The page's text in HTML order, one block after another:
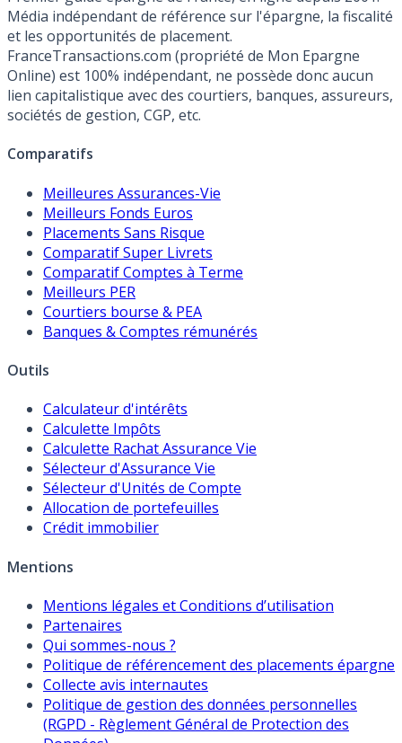
Média indépendant de référence sur l'épargne, la fiscalité
et les opportunités de placement.
FranceTransactions.com (propriété de Mon Epargne
Online) est 100% indépendant, ne possède donc aucun
lien capitalistique avec des courtiers, banques, assureurs,
sociétés de gestion, CGP, etc.
Comparatifs
Meilleures Assurances-Vie
Meilleurs Fonds Euros
Placements Sans Risque
Comparatif Super Livrets
Comparatif Comptes à Terme
Meilleurs PER
Courtiers bourse & PEA
Banques & Comptes rémunérés
Outils
Calculateur d'intérêts
Calculette Impôts
Calculette Rachat Assurance Vie
Sélecteur d'Assurance Vie
Sélecteur d'Unités de Compte
Allocation de portefeuilles
Crédit immobilier
Mentions
Mentions légales et Conditions d’utilisation
Partenaires
Qui sommes-nous ?
Politique de référencement des placements épargne
Collecte avis internautes
Politique de gestion des données personnelles
(RGPD - Règlement Général de Protection des